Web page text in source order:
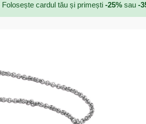
Folosește cardul tău și primești -25% sau -